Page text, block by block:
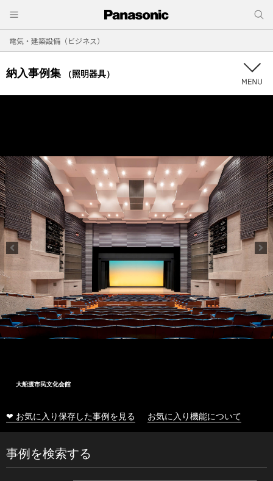
電気・建築設備（ビジネス）
納入事例集 （照明器具）
大船渡市民文化会館
❤ お気に入り保存した事例を見る お気に入り機能について
事例を検索する